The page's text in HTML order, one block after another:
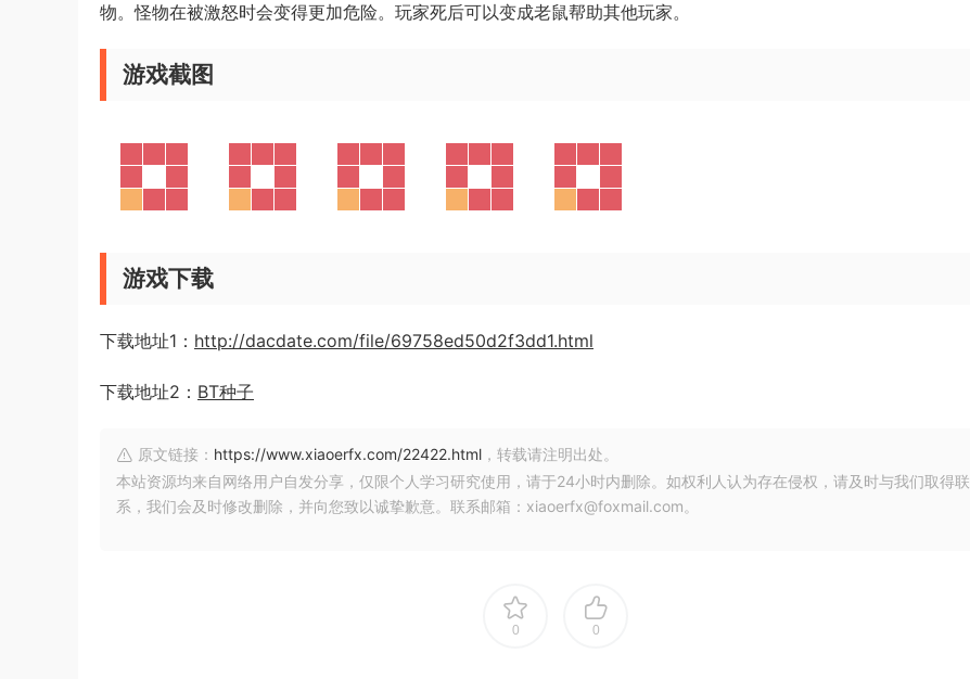
物。怪物在被激怒时会变得更加危险。玩家死后可以变成老鼠帮助其他玩家。
游戏截图
游戏下载
下载地址1： http://dacdate.com/file/69758ed50d2f3dd1.html
下载地址2： BT种子
原文链接： https://www.xiaoerfx.com/22422.html ，转载请注明出处。
本站资源均来自网络用户自发分享，仅限个人学习研究使用，请于24小时内删除。如权利人认为存在侵权，请及时与我们取得联
系，我们会及时修改删除，并向您致以诚挚歉意。联系邮箱：xiaoerfx@foxmail.com。
0 0